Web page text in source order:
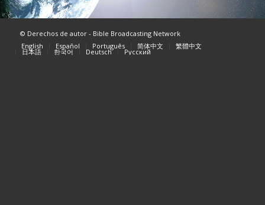
© Derechos de autor - Bible Broadcasting Network
English
Español Português 简体中文 繁體中文
日本語 한국어 Deutsch Pусский